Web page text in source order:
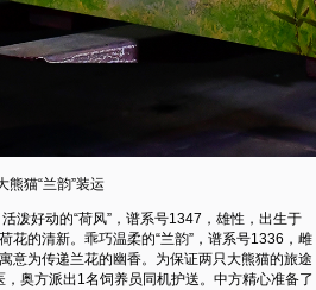
熊猫“兰韵”装运
活泼好动的“荷风”，谱系号1347，雄性，出生于
花的清新。乖巧温柔的“兰韵”，谱系号1336，雌
意为传递兰花的幽香。为保证两只大熊猫的旅途
奥方派出1名饲养员同机护送。中方精心准备了